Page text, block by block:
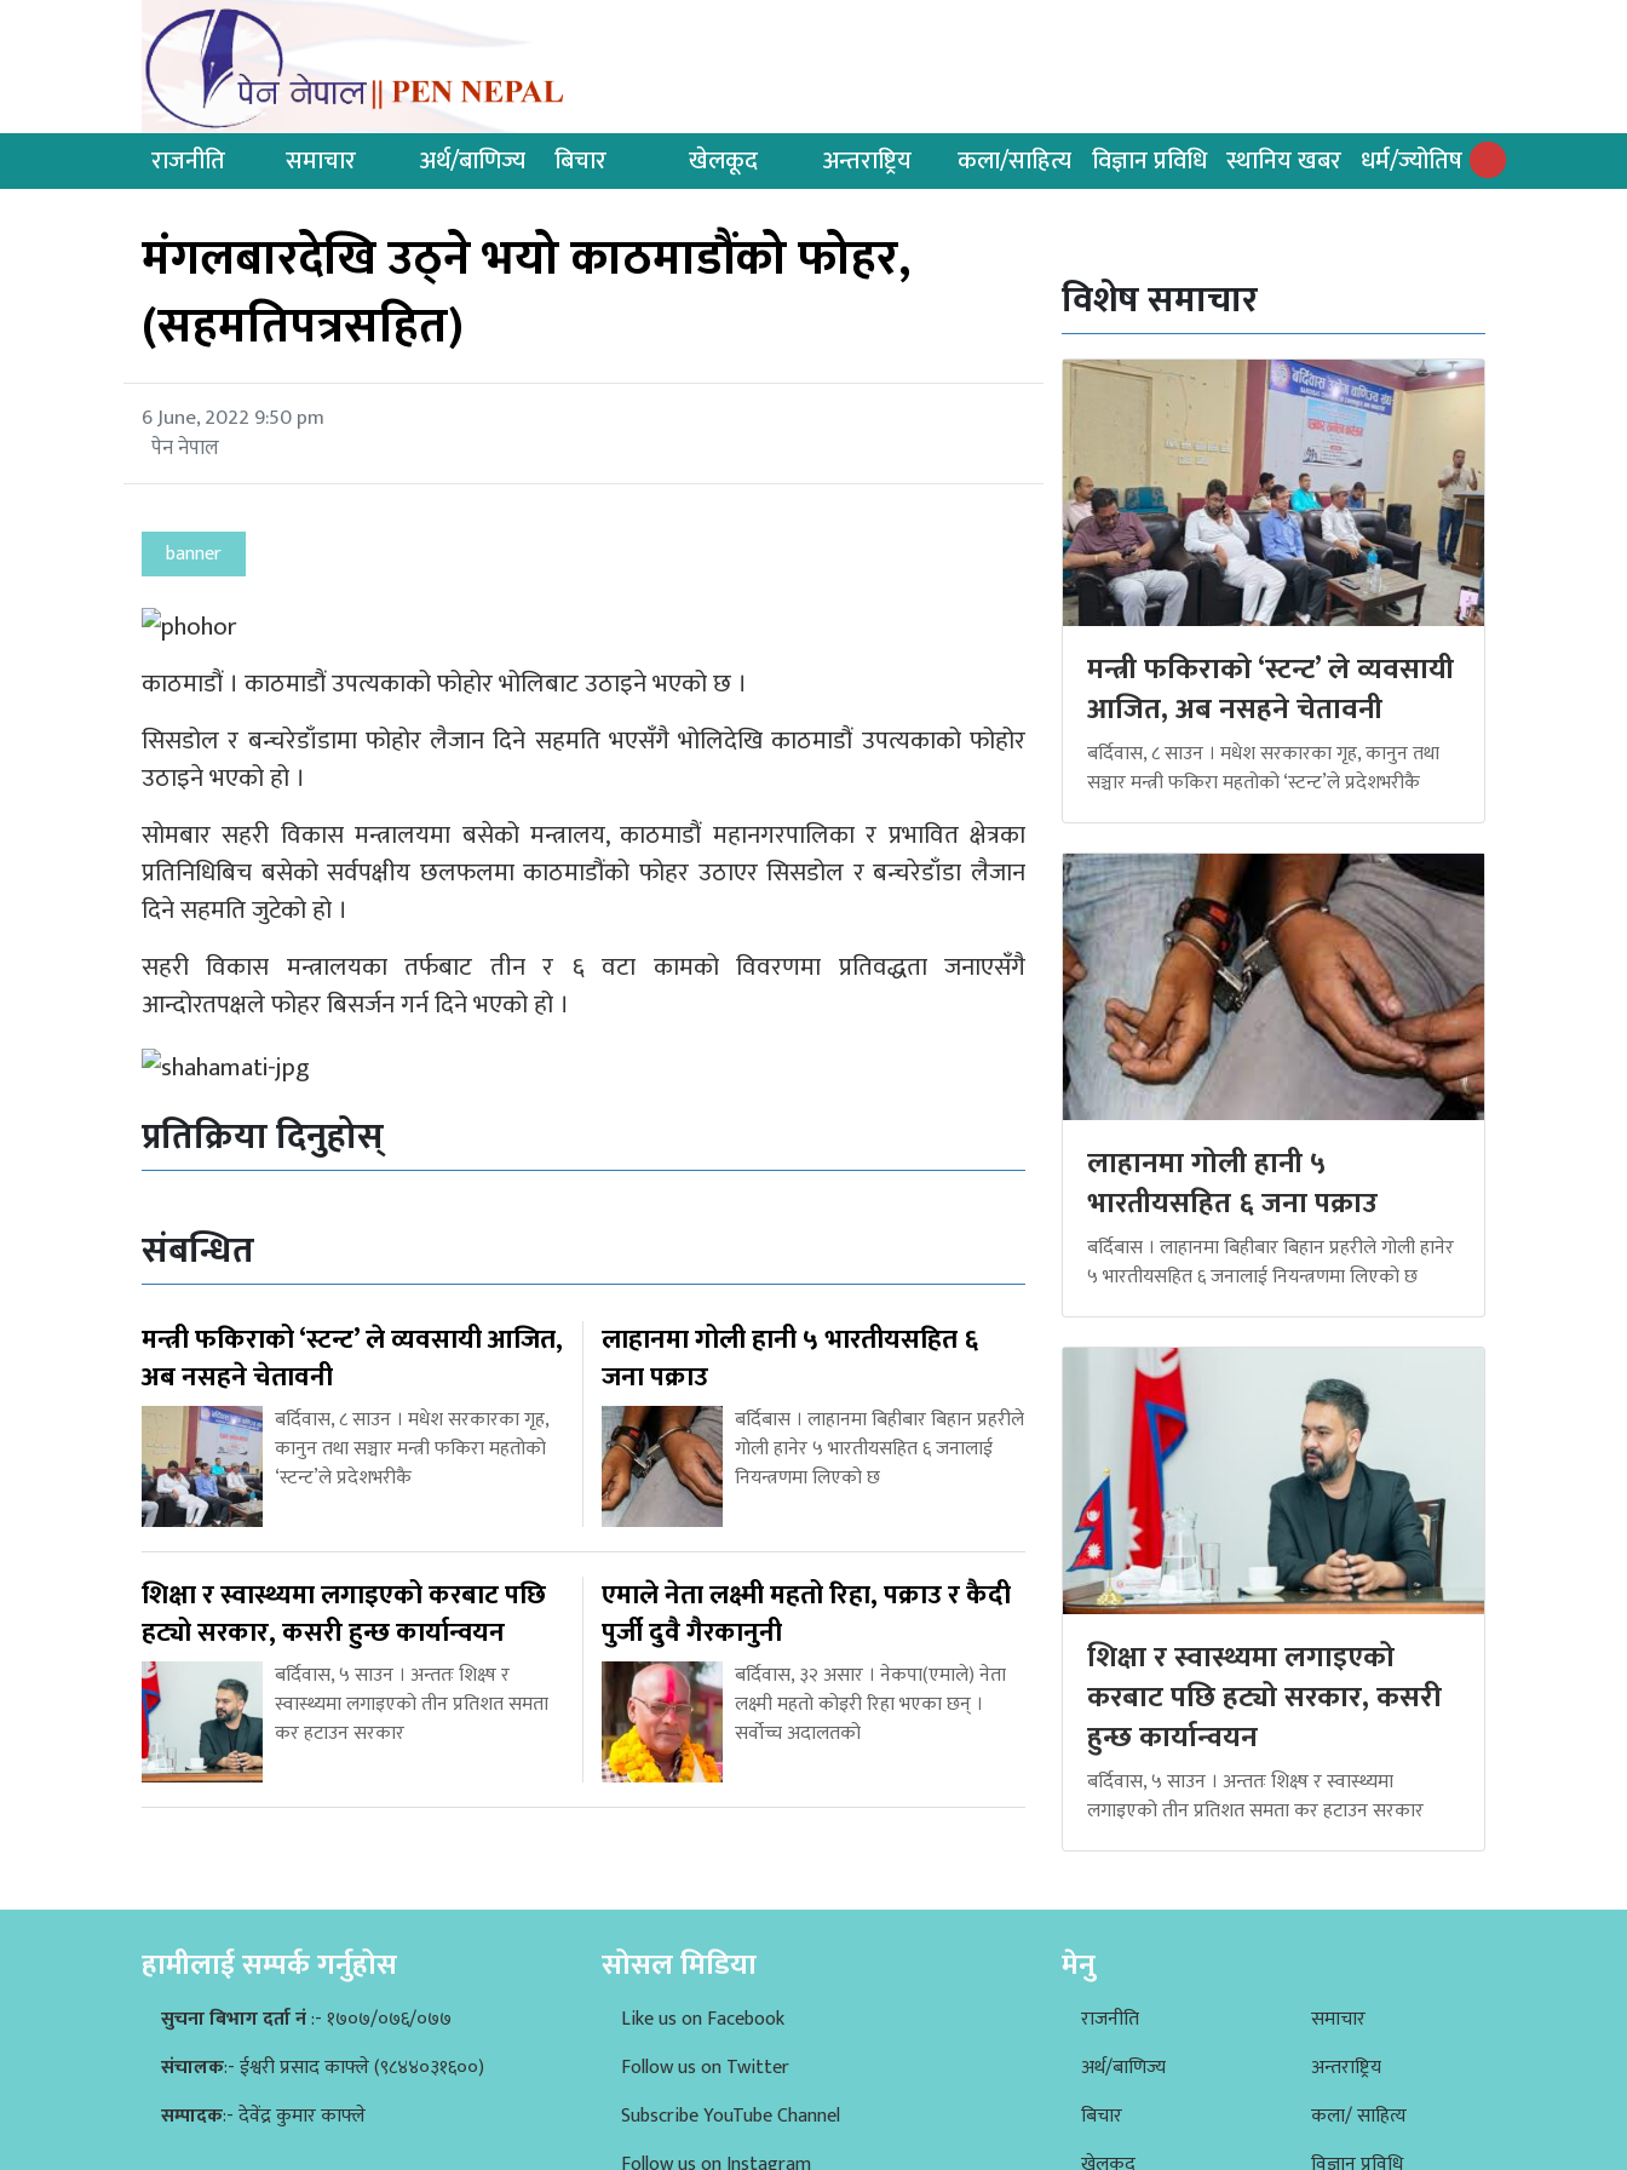
राजनीति समाचार अर्थ/बाणिज्य बिचार खेलकूद अन्तराष्ट्रिय कला/साहित्य विज्ञान प्रविधि स्थानिय खबर धर्म/ज्योतिष
मंगलबारदेखि उठ्ने भयो काठमाडौंको फोहर,
(सहमतिपत्रसहित)
6 June, 2022 9:50 pm
पेन नेपाल
banner
काठमाडौं । काठमाडौं उपत्यकाको फोहोर भोलिबाट उठाइने भएको छ ।
सिसडोल र बन्चरेडाँडामा फोहोर लैजान दिने सहमति भएसँगै भोलिदेखि काठमाडौं उपत्यकाको फोहोर
उठाइने भएको हो ।
सोमबार सहरी विकास मन्त्रालयमा बसेको मन्त्रालय, काठमाडौं महानगरपालिका र प्रभावित क्षेत्रका
प्रतिनिधिबिच बसेको सर्वपक्षीय छलफलमा काठमाडौंको फोहर उठाएर सिसडोल र बन्चरेडाँडा लैजान
दिने सहमति जुटेको हो ।
सहरी विकास मन्त्रालयका तर्फबाट तीन र ६ वटा कामको विवरणमा प्रतिवद्धता जनाएसँगै
आन्दोरतपक्षले फोहर बिसर्जन गर्न दिने भएको हो ।
प्रतिक्रिया दिनुहोस्
संबन्धित
मन्त्री फकिराको ‘स्टन्ट’ ले व्यवसायी आजित,
अब नसहने चेतावनी
बर्दिवास, ८ साउन । मधेश सरकारका गृह,
कानुन तथा सञ्चार मन्त्री फकिरा महतोको
‘स्टन्ट’ले प्रदेशभरीकै
लाहानमा गोली हानी ५ भारतीयसहित ६
जना पक्राउ
बर्दिबास । लाहानमा बिहीबार बिहान प्रहरीले
गोली हानेर ५ भारतीयसहित ६ जनालाई
नियन्त्रणमा लिएको छ
शिक्षा र स्वास्थ्यमा लगाइएको करबाट पछि
हट्यो सरकार, कसरी हुन्छ कार्यान्वयन
बर्दिवास, ५ साउन । अन्ततः शिक्ष्ष र
स्वास्थ्यमा लगाइएको तीन प्रतिशत समता
कर हटाउन सरकार
एमाले नेता लक्ष्मी महतो रिहा, पक्राउ र कैदी
पुर्जी दुवै गैरकानुनी
बर्दिवास, ३२ असार । नेकपा(एमाले) नेता
लक्ष्मी महतो कोइरी रिहा भएका छन् ।
सर्वोच्च अदालतको
विशेष समाचार
मन्त्री फकिराको ‘स्टन्ट’ ले व्यवसायी
आजित, अब नसहने चेतावनी
बर्दिवास, ८ साउन । मधेश सरकारका गृह, कानुन तथा
सञ्चार मन्त्री फकिरा महतोको ‘स्टन्ट’ले प्रदेशभरीकै
लाहानमा गोली हानी ५
भारतीयसहित ६ जना पक्राउ
बर्दिबास । लाहानमा बिहीबार बिहान प्रहरीले गोली हानेर
५ भारतीयसहित ६ जनालाई नियन्त्रणमा लिएको छ
शिक्षा र स्वास्थ्यमा लगाइएको
करबाट पछि हट्यो सरकार, कसरी
हुन्छ कार्यान्वयन
बर्दिवास, ५ साउन । अन्ततः शिक्ष्ष र स्वास्थ्यमा
लगाइएको तीन प्रतिशत समता कर हटाउन सरकार
हामीलाई सम्पर्क गर्नुहोस
सुचना बिभाग दर्ता नं:- १७०७/०७६/०७७
संचालक:- ईश्वरी प्रसाद काफ्ले (९८४४०३१६००)
सम्पादक:- देवेंद्र कुमार काफ्ले
सोसल मिडिया
Like us on Facebook
Follow us on Twitter
Subscribe YouTube Channel
मेनु
राजनीति
अर्थ/बाणिज्य
बिचार
समाचार
अन्तराष्ट्रिय
कला/ साहित्य